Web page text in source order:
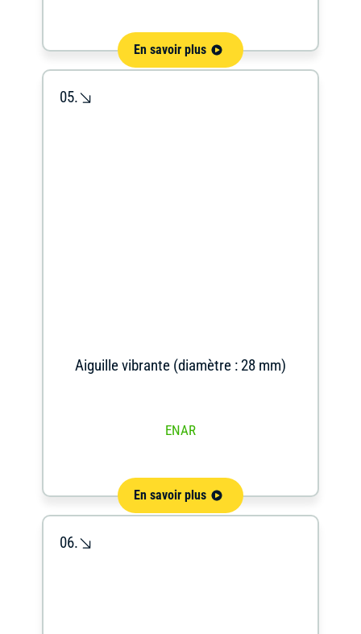
En savoir plus
05.
Aiguille vibrante (diamètre : 28 mm)
ENAR
En savoir plus
06.